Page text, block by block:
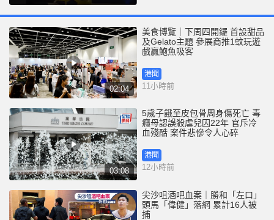
02:04
美食博覽｜下周四開鑼 首設甜品
及Gelato主題 參展商推1蚊玩遊
戲贏鮑魚吸客
港聞
11小時前
03:08
5歲子餓至皮包骨周身傷死亡 毒
癮母認誤殺虐兒囚22年 官斥冷
血殘酷 案件悲慘令人心碎
港聞
12小時前
尖沙咀酒吧血案｜勝和「左口」
頭馬「偉健」落網 累計16人被
捕